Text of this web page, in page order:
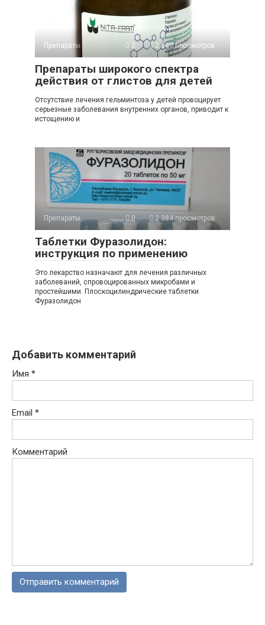
Препараты 0 2 540 просмотров
Препараты широкого спектра
действия от глистов для детей
Отсутствие лечения гельминтоза у детей провоцирует
серьезные заболевания внутренних органов, приводит к
истощению и
Препараты 0 2 384 просмотров
Таблетки Фуразолидон:
инструкция по применению
Это лекарство назначают для лечения различных
заболеваний, спровоцированных микробами и
простейшими. Плоскоцилиндрические таблетки
Фуразолидон
Добавить комментарий
Имя *
Email *
Комментарий